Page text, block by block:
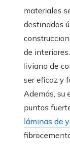
materiales
destinados
de
liviano de
ser eficaz y
Además, su
puntos
láminas de